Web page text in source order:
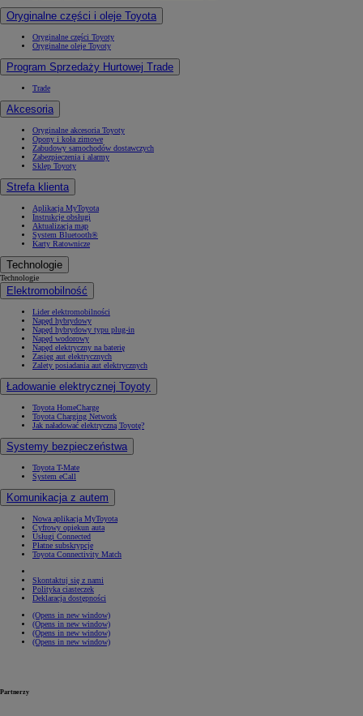
Oryginalne części i oleje Toyota
Oryginalne części Toyoty
Oryginalne oleje Toyoty
Program Sprzedaży Hurtowej Trade
Trade
Akcesoria
Oryginalne akcesoria Toyoty
Opony i koła zimowe
Zabudowy samochodów dostawczych
Zabezpieczenia i alarmy
Sklep Toyoty
Strefa klienta
Aplikacja MyToyota
Instrukcje obsługi
Aktualizacja map
System Bluetooth®
Karty Ratownicze
Technologie
Technologie
Elektromobilność
Lider elektromobilności
Napęd hybrydowy
Napęd hybrydowy typu plug-in
Napęd wodorowy
Napęd elektryczny na baterię
Zasięg aut elektrycznych
Zalety posiadania aut elektrycznych
Ładowanie elektrycznej Toyoty
Toyota HomeCharge
Toyota Charging Network
Jak naładować elektryczną Toyotę?
Systemy bezpieczeństwa
Toyota T-Mate
System eCall
Komunikacja z autem
Nowa aplikacja MyToyota
Cyfrowy opiekun auta
Usługi Connected
Płatne subskrypcje
Toyota Connectivity Match
Skontaktuj się z nami
Polityka ciasteczek
Deklaracja dostępności
(Opens in new window)
(Opens in new window)
(Opens in new window)
(Opens in new window)
Partnerzy